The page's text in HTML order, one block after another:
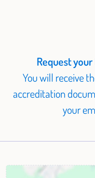
Request
You will receive
accreditation
your